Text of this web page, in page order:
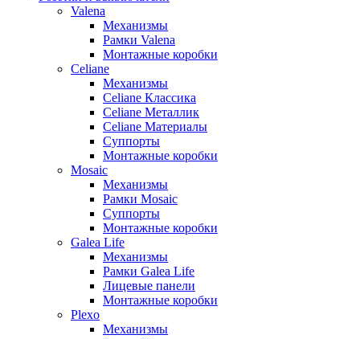
Valena
Механизмы
Рамки Valena
Монтажные коробки
Celiane
Механизмы
Celiane Классика
Celiane Металлик
Celiane Материалы
Суппорты
Монтажные коробки
Mosaic
Механизмы
Рамки Mosaic
Суппорты
Монтажные коробки
Galea Life
Механизмы
Рамки Galea Life
Лицевые панели
Монтажные коробки
Plexo
Механизмы